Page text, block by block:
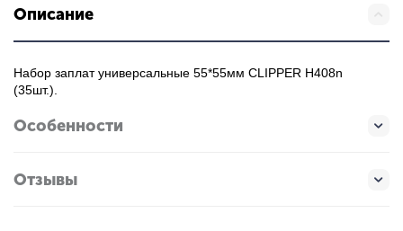
Описание
Набор заплат универсальные 55*55мм CLIPPER H408n
(35шт.).
Особенности
Отзывы